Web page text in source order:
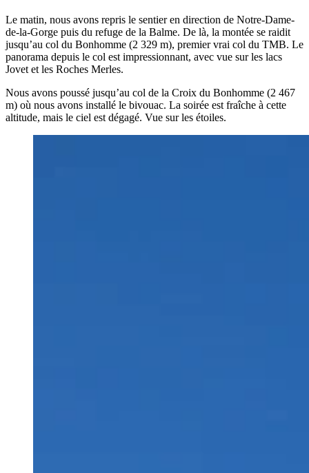
Le matin, nous avons repris le sentier en direction de Notre-Dame-
de-la-Gorge puis du refuge de la Balme. De là, la montée se raidit
jusqu’au col du Bonhomme (2 329 m), premier vrai col du TMB. Le
panorama depuis le col est impressionnant, avec vue sur les lacs
Jovet et les Roches Merles.
Nous avons poussé jusqu’au col de la Croix du Bonhomme (2 467
m) où nous avons installé le bivouac. La soirée est fraîche à cette
altitude, mais le ciel est dégagé. Vue sur les étoiles.